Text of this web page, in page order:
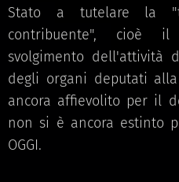
Stato a tutelare la
contribuente", cioè
svolgimento dell'attività
degli organi deputati
ancora affievolito per il
non si è ancora estinto
OGGI.